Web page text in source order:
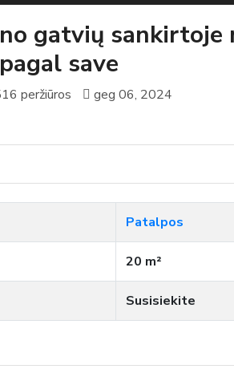
gatvių
save
peržiūros
geg 06, 2024
Patalpos
20 m²
Susisiekite